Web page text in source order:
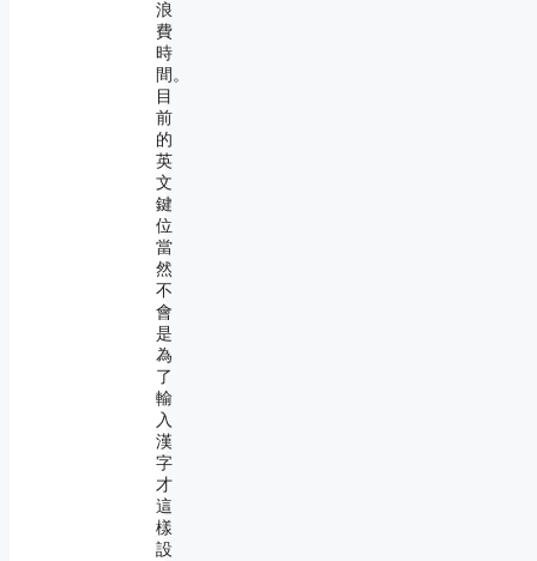
浪
費
時
間。
目
前
的
英
文
鍵
位
當
然
不
會
是
為
了
輸
入
漢
字
才
這
樣
設